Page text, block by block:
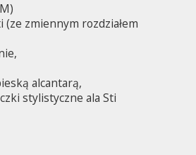
(ze zmiennym rozdziałem
alcantarą,
stylistyczne ala Sti